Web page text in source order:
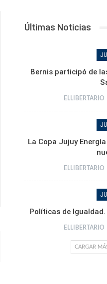
Últimas Noticias
Bernis participó de
ELLIBERTARIO
La Copa Jujuy
ELLIBERTARIO
Políticas de
ELLIBERTARIO
CARGAR